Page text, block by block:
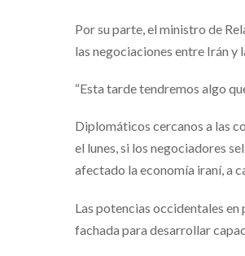
Por su parte, el ministro de
las negociaciones entre Irán y
“Esta tarde tendremos algo
Diplomáticos cercanos a las
el lunes, si los negociadores
afectado la economía iraní, a
Las potencias occidentales
fachada para desarrollar